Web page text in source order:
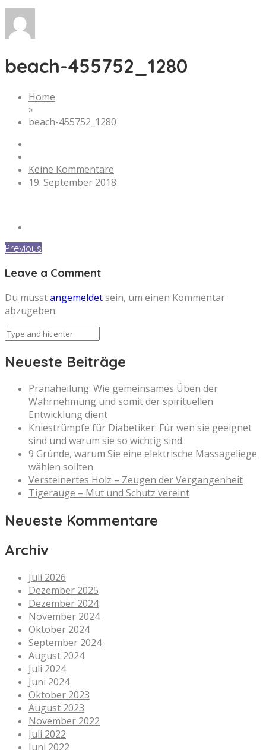
beach-455752_1280
Home
»
beach-455752_1280
Keine Kommentare
19. September 2018
Previous
Leave a Comment
Du musstangemeldetsein, um einen Kommentar
abzugeben.
Neueste Beiträge
Pranaheilung: Wie gemeinsames Üben der
Wahrnehmung und somit der spirituellen
Entwicklung dient
Kniestrümpfe für Diabetiker: Für wen sie geeignet
sind und warum sie so wichtig sind
9 Gründe, warum Sie eine elektrische Massageliege
wählen sollten
Versteinertes Holz – Zeugen der Vergangenheit
Tigerauge – Mut und Schutz vereint
Neueste Kommentare
Archiv
Juli 2026
Dezember 2025
Dezember 2024
November 2024
Oktober 2024
September 2024
August 2024
Juli 2024
Juni 2024
Oktober 2023
August 2023
November 2022
Juli 2022
Juni 2022